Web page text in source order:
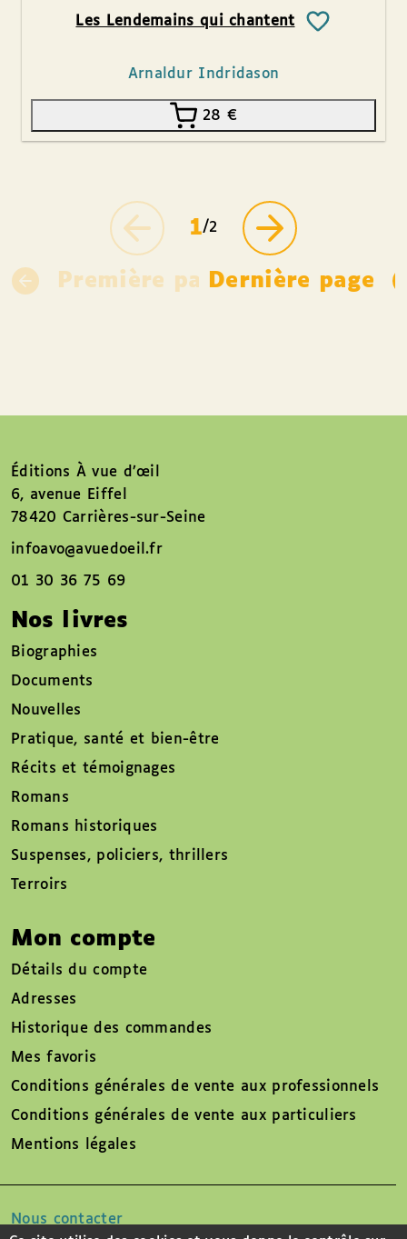
Les Lendemains qui chantent
Arnaldur Indridason
28 €
Première page
1/2
Dernière page
Éditions À vue d’œil
6, avenue Eiffel
78420 Carrières-sur-Seine
infoavo@avuedoeil.fr
01 30 36 75 69
Nos livres
Biographies
Documents
Nouvelles
Pratique, santé et bien-être
Récits et témoignages
Romans
Romans historiques
Suspenses, policiers, thrillers
Terroirs
Mon compte
Détails du compte
Adresses
Historique des commandes
Mes favoris
Conditions générales de vente aux professionnels
Conditions générales de vente aux particuliers
Mentions légales
Nous contacter